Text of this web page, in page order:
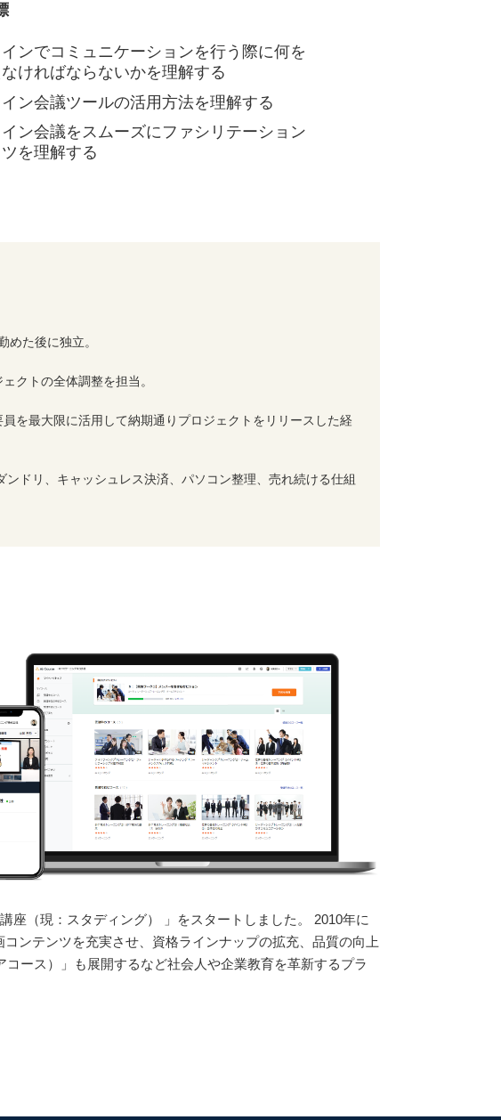
ンでコミュニケーションを行う際に何を
ければならないかを理解する
ン会議ツールの活用方法を理解する
ン会議をスムーズにファシリテーション
を理解する
た後に独立。
クトの全体調整を担当。
を最大限に活用して納期通りプロジェクトをリリースした経
ドリ、キャッシュレス決済、パソコン整理、売れ続ける仕組
座（現：スタディング） 」をスタートしました。 2010年に
ンテンツを充実させ、資格ラインナップの拡充、品質の向上
ース）」も展開するなど社会人や企業教育を革新するプラ